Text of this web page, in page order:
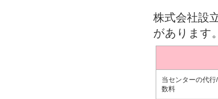
株式会社設
があります
当センターの代
数料